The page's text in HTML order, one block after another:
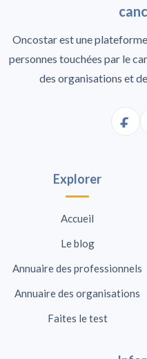
Oncostar est une
personnes touchées par le
des organisations et
Explorer
Accueil
Le blog
Annuaire des professionnels
Annuaire des organisations
Faites le test